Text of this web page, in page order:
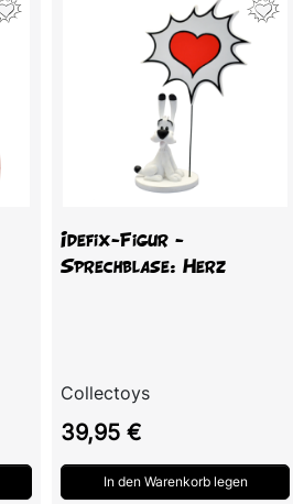
Idefix-Figur -
Sprechblase: Herz
Collectoys
Preis
39,95 €
In den Warenkorb legen